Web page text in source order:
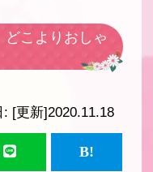
どこよりおしゃ
: [更新]2020.11.18